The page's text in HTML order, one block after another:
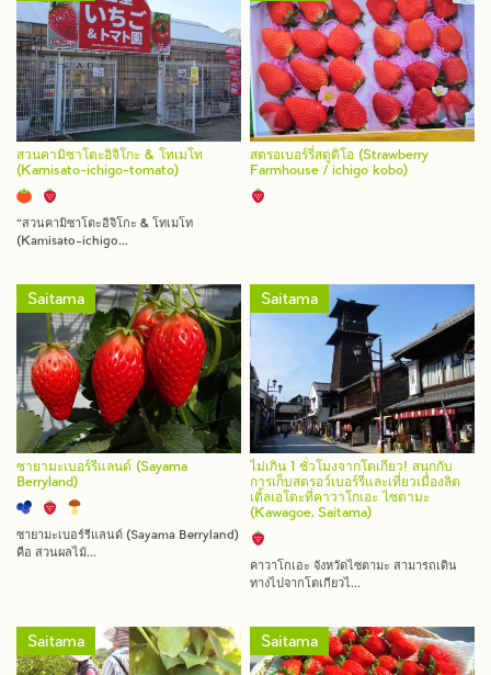
สวนคามิซาโตะอิจิโกะ & โทเมโท
(Kamisato-ichigo-tomato)
“สวนคามิซาโตะอิจิโกะ & โทเมโท
(Kamisato-ichigo...
สตรอเบอร์รี่สตูดิโอ (Strawberry
Farmhouse / ichigo kobo)
Saitama
ซายามะเบอร์รีแลนด์ (Sayama
Berryland)
ซายามะเบอร์รีแลนด์ (Sayama Berryland)
คือ สวนผลไม้...
Saitama
ไม่เกิน 1 ชั่วโมงจากโตเกียว! สนุกกับ
การเก็บสตรอว์เบอร์รี่และเที่ยวเมืองลิต
เติ้ลเอโดะที่คาวาโกเอะ ไซตามะ
(Kawagoe, Saitama)
คาวาโกเอะ จังหวัดไซตามะ สามารถเดิน
ทางไปจากโตเกียวไ...
Saitama Saitama